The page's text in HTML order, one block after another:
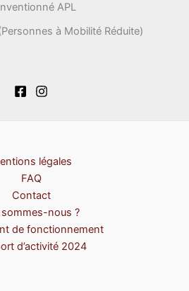
APL
à Mobilité Réduite)
légales
FAQ
Contact
sommes-nous ?
de fonctionnement
d’activité 2024